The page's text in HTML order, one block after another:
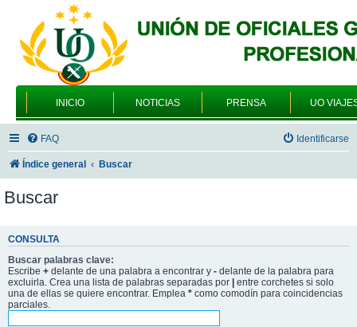
INICIO NOTICIAS PRENSA UO
FAQ Identificarse
Índice general Buscar
Buscar
CONSULTA
Buscar palabras clave:
Escribe + delante de una palabra a encontrar y - delante de la palabra para
excluirla. Crea una lista de palabras separadas por | entre corchetes si solo
una de ellas se quiere encontrar. Emplea * como comodín para coincidencias
parciales.